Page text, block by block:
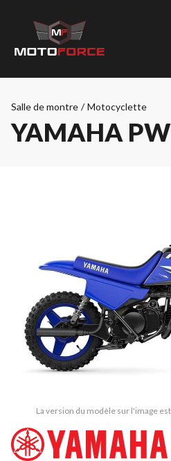
Salle de montre / Motocyclette
YAMAHA
La version du modèle sur l'image